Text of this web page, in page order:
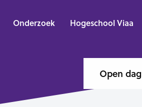
Onderzoek Hogeschool Viaa
Open dag